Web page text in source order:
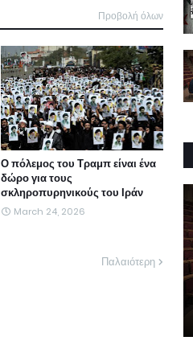
Προβολή όλων
Ο πόλεμος του Τραμπ είναι ένα
δώρο για τους
σκληροπυρηνικούς του Ιράν
March 24, 2026
Παλαιότερη